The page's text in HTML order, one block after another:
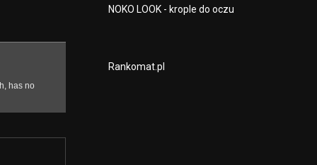
NOKO LOOK - krople do oczu
Rankomat.pl